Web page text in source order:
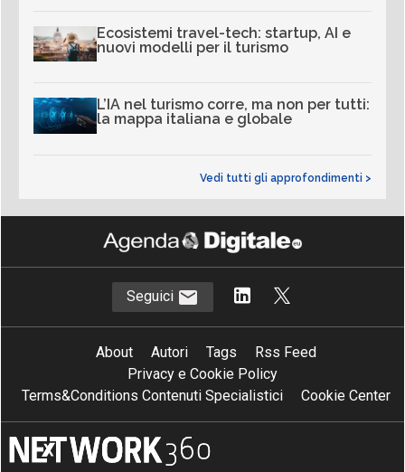
Ecosistemi travel-tech: startup, AI e
nuovi modelli per il turismo
L’IA nel turismo corre, ma non per tutti:
la mappa italiana e globale
Vedi tutti gli approfondimenti >
Seguici
About Autori Tags
Rss Feed
Privacy e Cookie Policy
Terms&Conditions Contenuti Specialistici
Cookie Center